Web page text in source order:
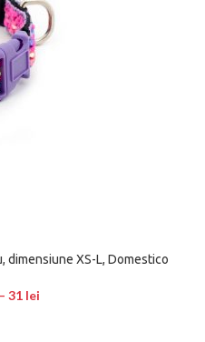
dimensiune XS-L, Domestico
– 31 lei